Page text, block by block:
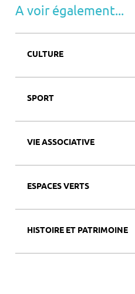
A voir également...
CULTURE
SPORT
VIE ASSOCIATIVE
ESPACES VERTS
HISTOIRE ET PATRIMOINE